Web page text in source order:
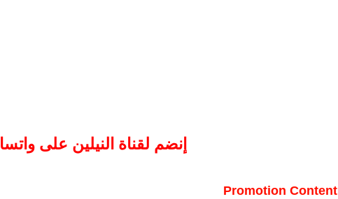
إنضم لقناة النيلين على
Promotion Content